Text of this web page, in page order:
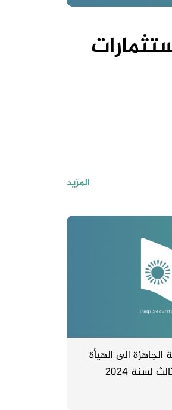
المزيد
الى الهيأة
لسنة 2024